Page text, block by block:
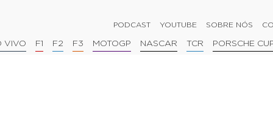
PODCAST YOUTUBE SOBRE NÓS
VIVO F1 F2 F3 MOTOGP NASCAR TCR PORSCHE